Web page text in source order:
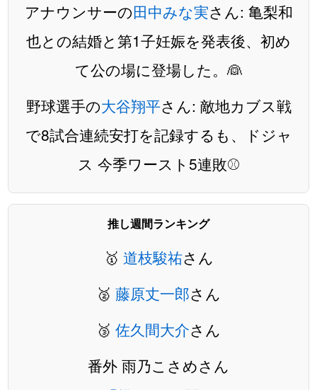
アナウンサーの田中みな実さん: 亀梨和
也との結婚と第1子妊娠を発表後、初め
て公の場に登場した。👰
野球選手の大谷翔平さん: 敵地カブス戦
で8試合連続安打を記録するも、ドジャ
ス 今季ワースト5連敗⚾️
推し週間ランキング
🥇 道枝駿祐さん
🥈 藤原丈一郎さん
🥉 佐久間大介さん
番外 雨乃こさめさん